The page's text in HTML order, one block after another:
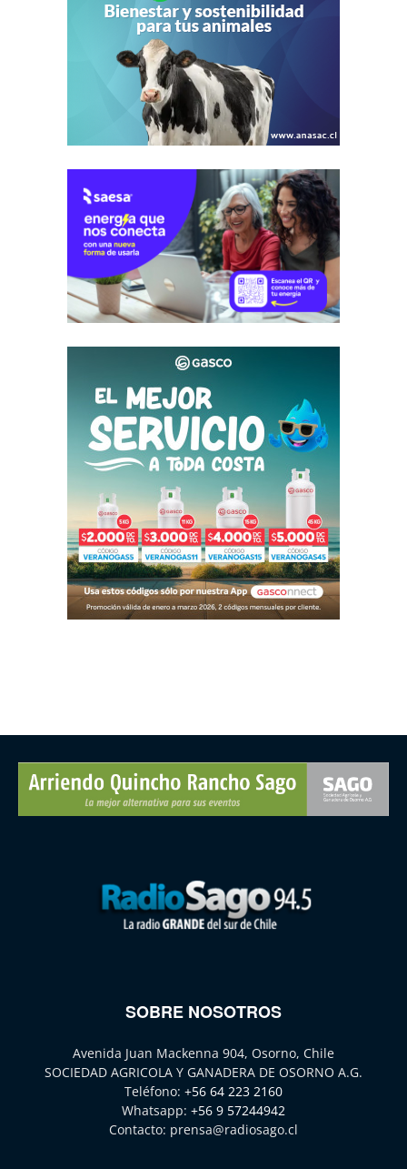
SOBRE NOSOTROS
Avenida Juan Mackenna 904, Osorno, Chile
SOCIEDAD AGRICOLA Y GANADERA DE OSORNO A.G.
Teléfono: +56 64 223 2160
Whatsapp: +56 9 57244942
Contacto: prensa@radiosago.cl